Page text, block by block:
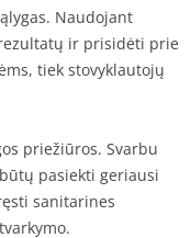
Naudojant
ir prisidėti prie
tiek stovyklautojų
priežiūros. Svarbu
pasiekti geriausi
sanitarines